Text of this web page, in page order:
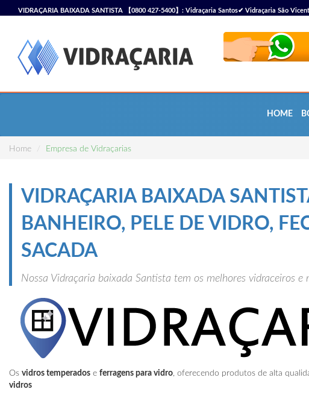
VIDRAÇARIA BAIXADA SANTISTA 【0800 427-5400】: Vidraçaria Santos✔ Vidraçaria São
HOME
Home Empresa de Vidraçarias
VIDRAÇARIA BAIXADA
BANHEIRO, PELE DE VIDRO,
SACADA
Nossa Vidraçaria baixada Santista tem os melhores vidraceiros e
Os vidros temperados e ferragens para vidro, oferecendo produtos de alta
vidros